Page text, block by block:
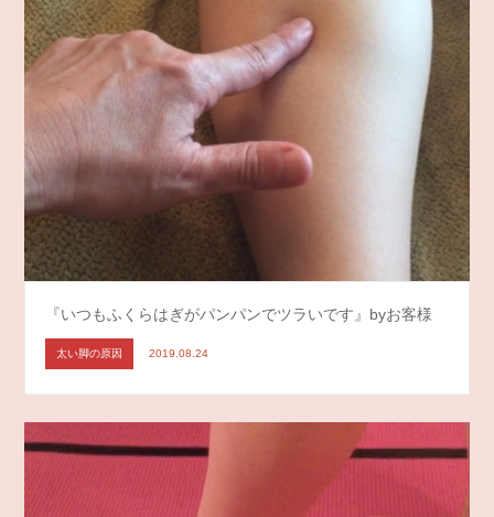
『いつもふくらはぎがパンパンでツラいです』byお客様
太い脚の原因 2019.08.24